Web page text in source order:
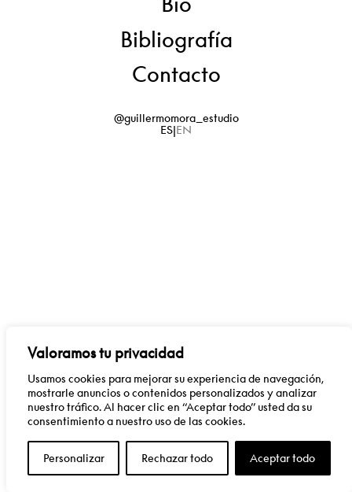
Valoramos tu privacidad
Usamos cookies para mejorar su experiencia de navegación,
mostrarle anuncios o contenidos personalizados y analizar
nuestro tráfico. Al hacer clic en “Aceptar todo” usted da su
consentimiento a nuestro uso de las cookies.
Personalizar Rechazar todo Aceptar todo
Bibliografía
Contacto
@guillermomora_estudio
ES EN